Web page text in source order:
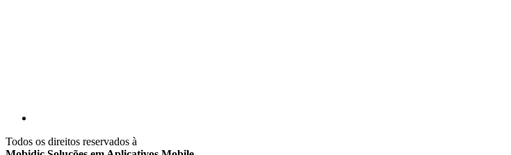
Todos os direitos reservados à